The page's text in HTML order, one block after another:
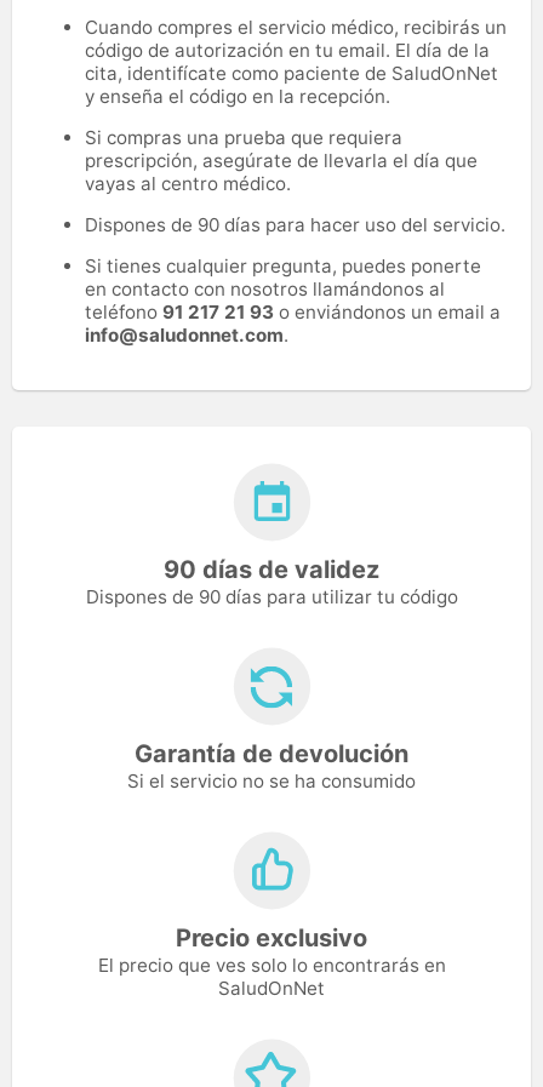
Cuando compres el servicio médico, recibirás un
código de autorización en tu email. El día de la
cita, identifícate como paciente de SaludOnNet
y enseña el código en la recepción.
Si compras una prueba que requiera
prescripción, asegúrate de llevarla el día que
vayas al centro médico.
Dispones de 90 días para hacer uso del servicio.
Si tienes cualquier pregunta, puedes ponerte
en contacto con nosotros llamándonos al
teléfono 91 217 21 93 o enviándonos un email a
info@saludonnet.com.
90 días de validez
Dispones de 90 días para utilizar tu código
Garantía de devolución
Si el servicio no se ha consumido
Precio exclusivo
El precio que ves solo lo encontrarás en
SaludOnNet